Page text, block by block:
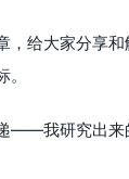
，给大家分享
——我研究出来